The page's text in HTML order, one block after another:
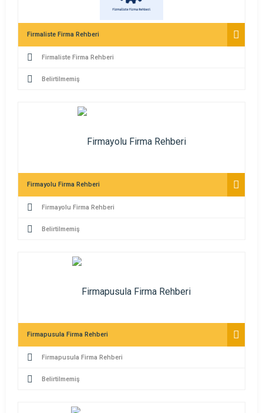
Firmaliste Firma Rehberi
Firmaliste Firma Rehberi
Belirtilmemiş
Firmayolu Firma Rehberi
Firmayolu Firma Rehberi
Belirtilmemiş
Firmapusula Firma Rehberi
Firmapusula Firma Rehberi
Belirtilmemiş